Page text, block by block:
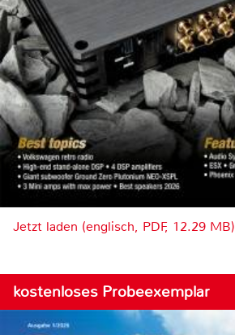
Jetzt laden (englisch, PDF, 12.29 MB)
kostenloses Probeexemplar